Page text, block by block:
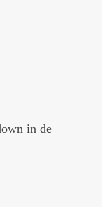
in de